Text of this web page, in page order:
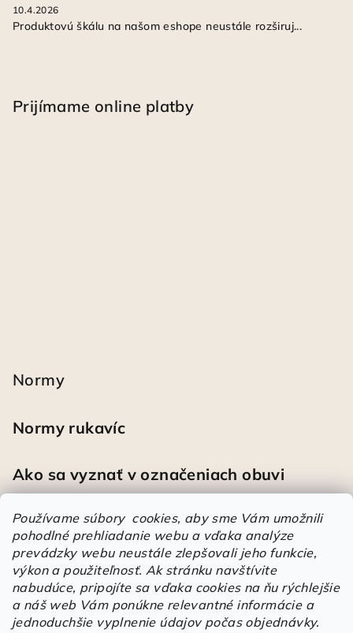
Používame súbory cookies, aby sme Vám umožnili
pohodlné prehliadanie webu a vďaka analýze
prevádzky webu neustále zlepšovali jeho funkcie,
výkon a použiteľnosť. Ak stránku navštívite
nabudúce, pripojíte sa vďaka cookies na ňu rýchlejšie
a náš web Vám ponúkne relevantné informácie a
jednoduchšie vyplnenie údajov počas objednávky.
10.4.2026
Produktovú škálu na našom eshope neustále rozširuj...
Prijímame online platby
Normy
Normy rukavíc
Ako sa vyznať v označeniach obuvi
Heureka
Športové pracovné poltopánky PRESTIGE CLASSIC biele
Hodnotenie produktu je 5 z 5 hviezdičiek.
| Mária